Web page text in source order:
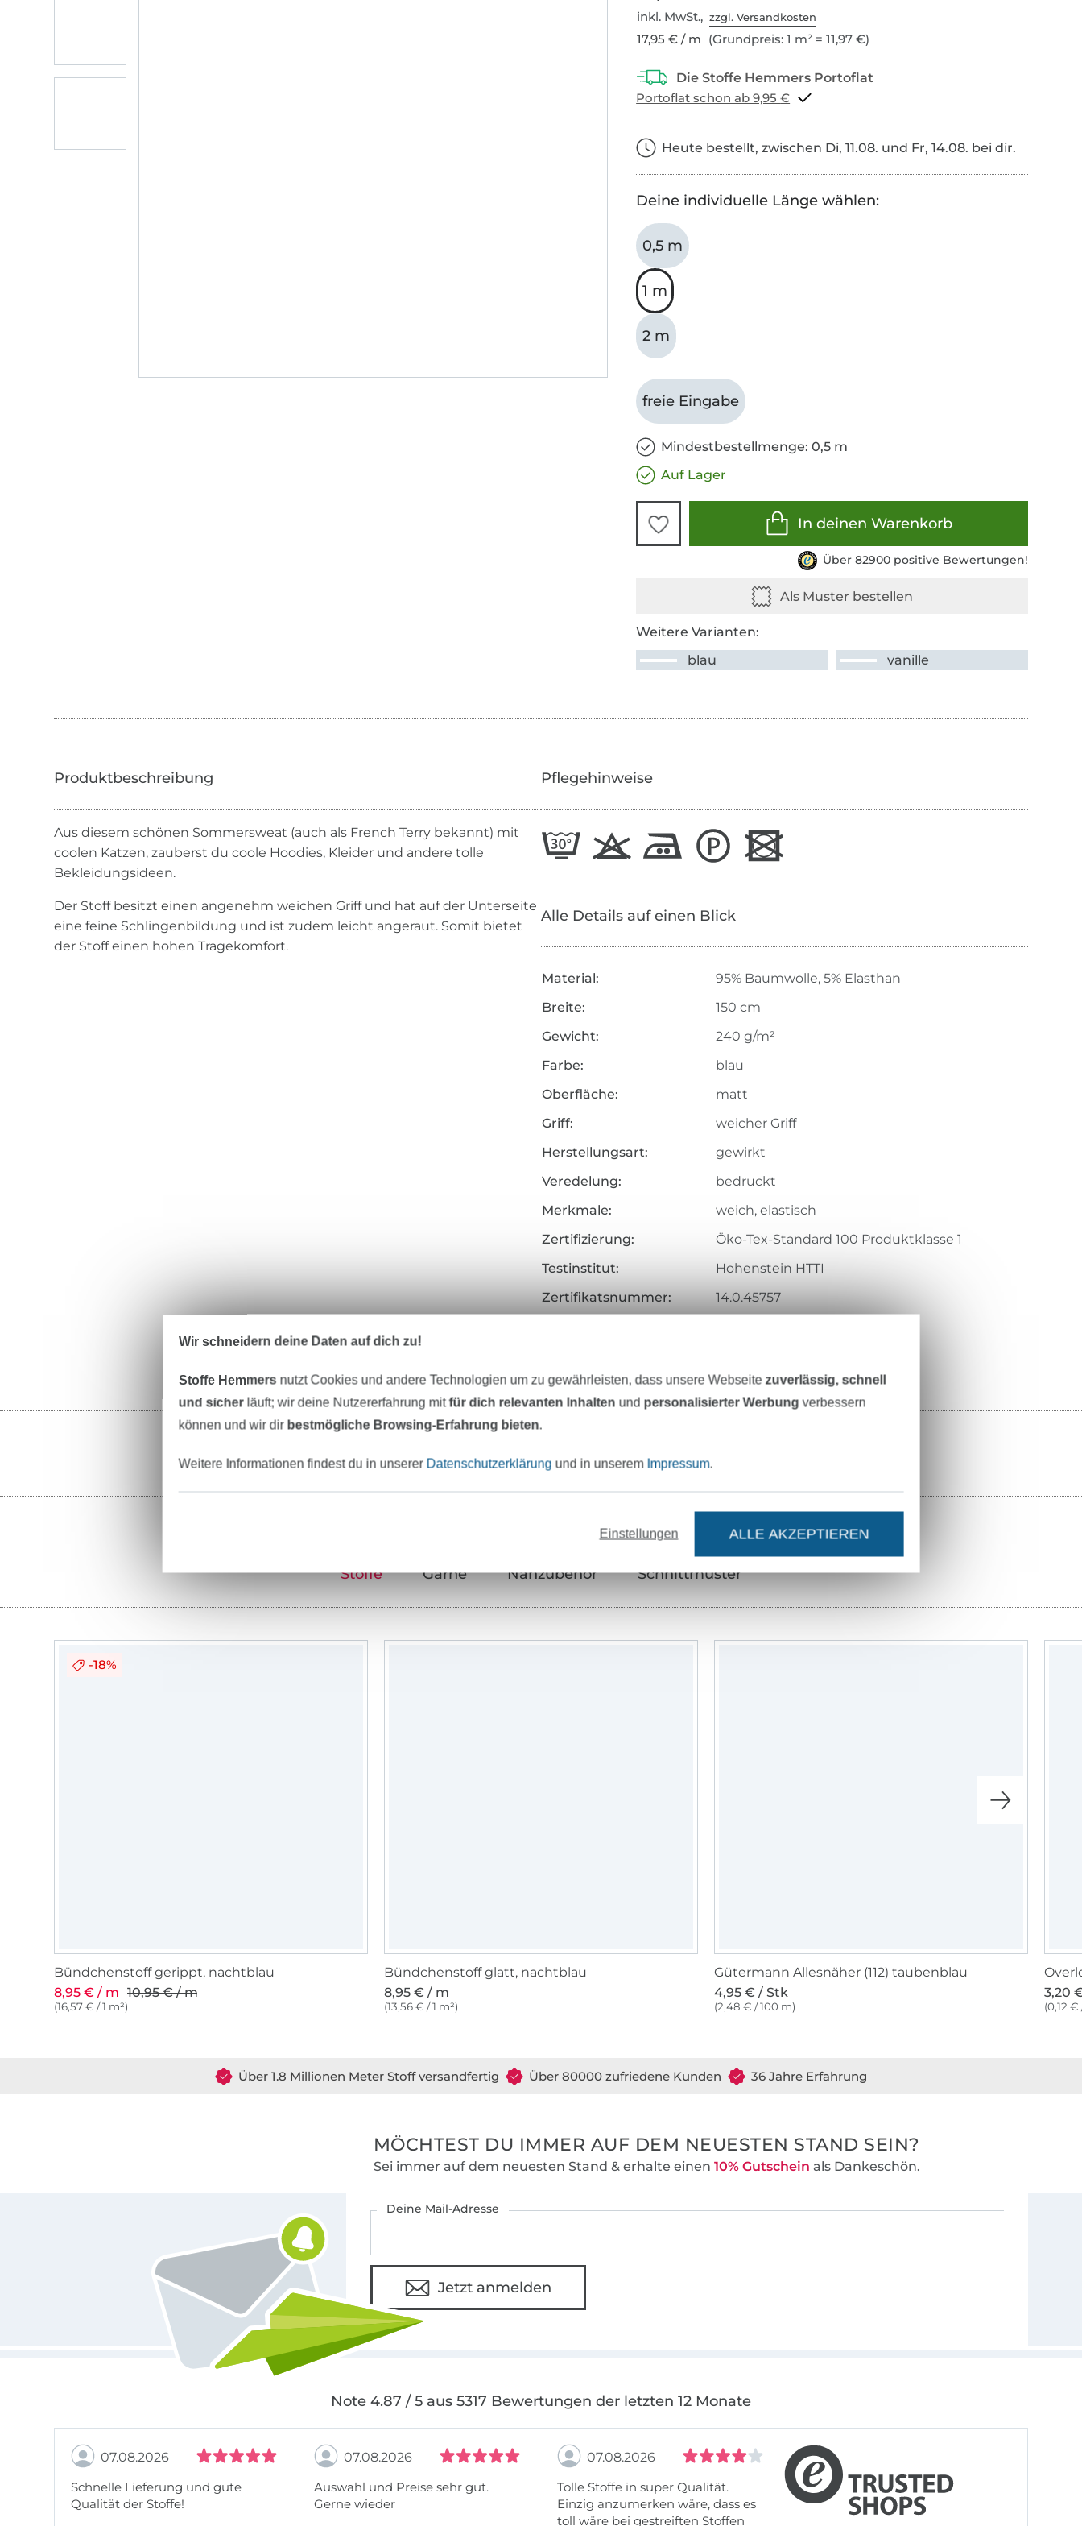
inkl. MwSt.,zzgl. Versandkosten
17,95 € / m (Grundpreis: 1 m² = 11,97 €)
Portoflat schon ab 9,95 €
Heute bestellt, zwischen Di, 11.08. und Fr, 14.08. bei dir.
Deine individuelle Länge wählen:
0,5 m
1 m
2 m
freie Eingabe
Mindestbestellmenge: 0,5 m
Auf Lager
In deinen Warenkorb
Über 82900 positive Bewertungen!
Weitere Varianten:
blau
vanille
Aus diesem schönen Sommersweat (auch als French Terry bekannt) mit
coolen Katzen, zauberst du coole Hoodies, Kleider und andere tolle
Bekleidungsideen.
Der Stoff besitzt einen angenehm weichen Griff und hat auf der Unterseite
eine feine Schlingenbildung und ist zudem leicht angeraut. Somit bietet
der Stoff einen hohen Tragekomfort.
Pflegehinweise
Alle Details auf einen Blick
Material:
95% Baumwolle, 5% Elasthan
Breite:
150 cm
Gewicht:
240 g/m²
Farbe:
blau
Oberfläche:
matt
Griff:
weicher Griff
Herstellungsart:
gewirkt
Veredelung:
bedruckt
Merkmale:
weich, elastisch
Zertifizierung:
Öko-Tex-Standard 100 Produktklasse 1
Testinstitut:
Hohenstein HTTI
Zertifikatsnummer:
14.0.45757
Unser Tipp: Das passt dazu
Stoffe Garne Nähzubehör Schnittmuster
-18%
Bündchenstoff gerippt, nachtblau
8,95 € / m 10,95 € / m
(16,57 € / 1 m²)
Bündchenstoff glatt, nachtblau
8,95 € / m
(13,56 € / 1 m²)
Gütermann Allesnäher (112) taubenblau
4,95 € / Stk
(2,48 € / 100 m)
3,20
(0,12 €
Über 1.8 Millionen Meter Stoff versandfertig Über 80000 zufriedene Kunden 36 Jahre Erfahrung
MÖCHTEST DU IMMER AUF DEM NEUESTEN STAND SEIN?
Sei immer auf dem neuesten Stand & erhalte einen 10% Gutschein als Dankeschön.
Deine Mail-Adresse
Jetzt anmelden
Note 4.87 / 5 aus 5317 Bewertungen der letzten 12 Monate
07.08.2026
Schnelle Lieferung und gute
Qualität der Stoffe!
07.08.2026
Auswahl und Preise sehr gut.
Gerne wieder
07.08.2026
Tolle Stoffe in super Qualität.
Einzig anzumerken wäre, dass es
toll wäre bei gestreiften Stoffen
Wir schneidern deine Daten auf dich zu!
Stoffe Hemmers nutzt Cookies und andere Technologien um zu gewährleisten, dass unsere Webseitezuverlässig, schnell
und sicherläuft; wir deine Nutzererfahrung mitfür dich relevanten Inhalten und personalisierter Werbung verbessern
können und wir dir bestmögliche Browsing-Erfahrung bieten.
Weitere Informationen findest du in unserer Datenschutzerklärung und in unserem Impressum.
Einstellungen ALLE AKZEPTIEREN